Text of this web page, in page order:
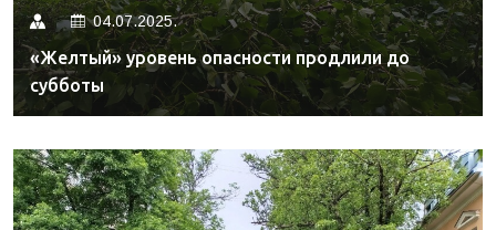
04.07.2025.
«Желтый» уровень опасности продлили до
субботы